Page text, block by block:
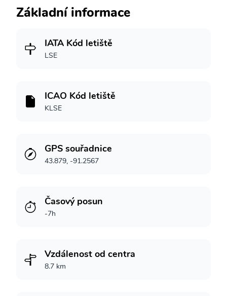
Základní informace
IATA Kód letiště
LSE
ICAO Kód letiště
KLSE
GPS souřadnice
43.879, -91.2567
Časový posun
-7h
Vzdálenost od centra
8.7 km